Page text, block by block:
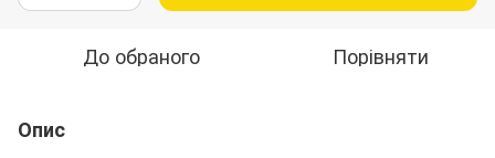
До обраного Порівняти
Опис